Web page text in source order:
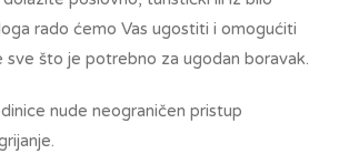
rado ćemo Vas ugostiti i omogućiti
sve što je potrebno za ugodan boravak.
nude neograničen pristup